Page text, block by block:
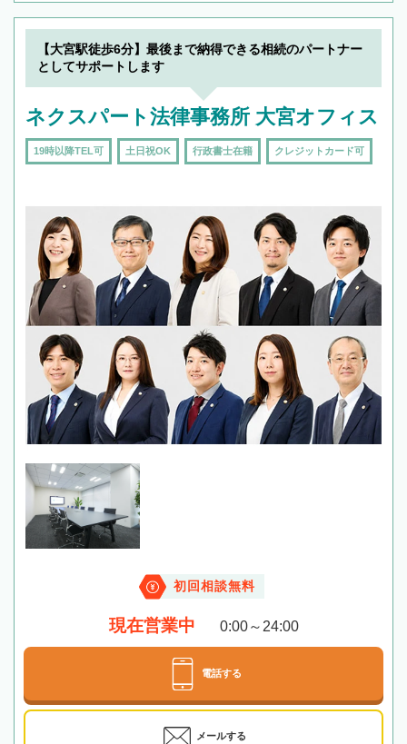
【大宮駅徒歩6分】最後まで納得できる相続のパートナー
としてサポートします
ネクスパート法律事務所 大宮オフィス
19時以降TEL可 土日祝OK 行政書士在籍 クレジットカード可
初回相談無料
現在営業中 0:00～24:00
電話する
メールする